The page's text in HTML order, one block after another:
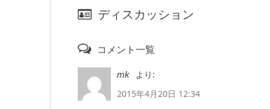
ディスカッション
コメント一覧
mk
より:
2015年4月20日 12:34